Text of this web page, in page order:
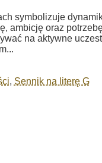
symbolizuje
ambicję oraz
na aktywne
, Sennik na literę G